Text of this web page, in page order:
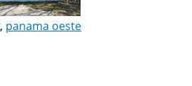
, panama oeste